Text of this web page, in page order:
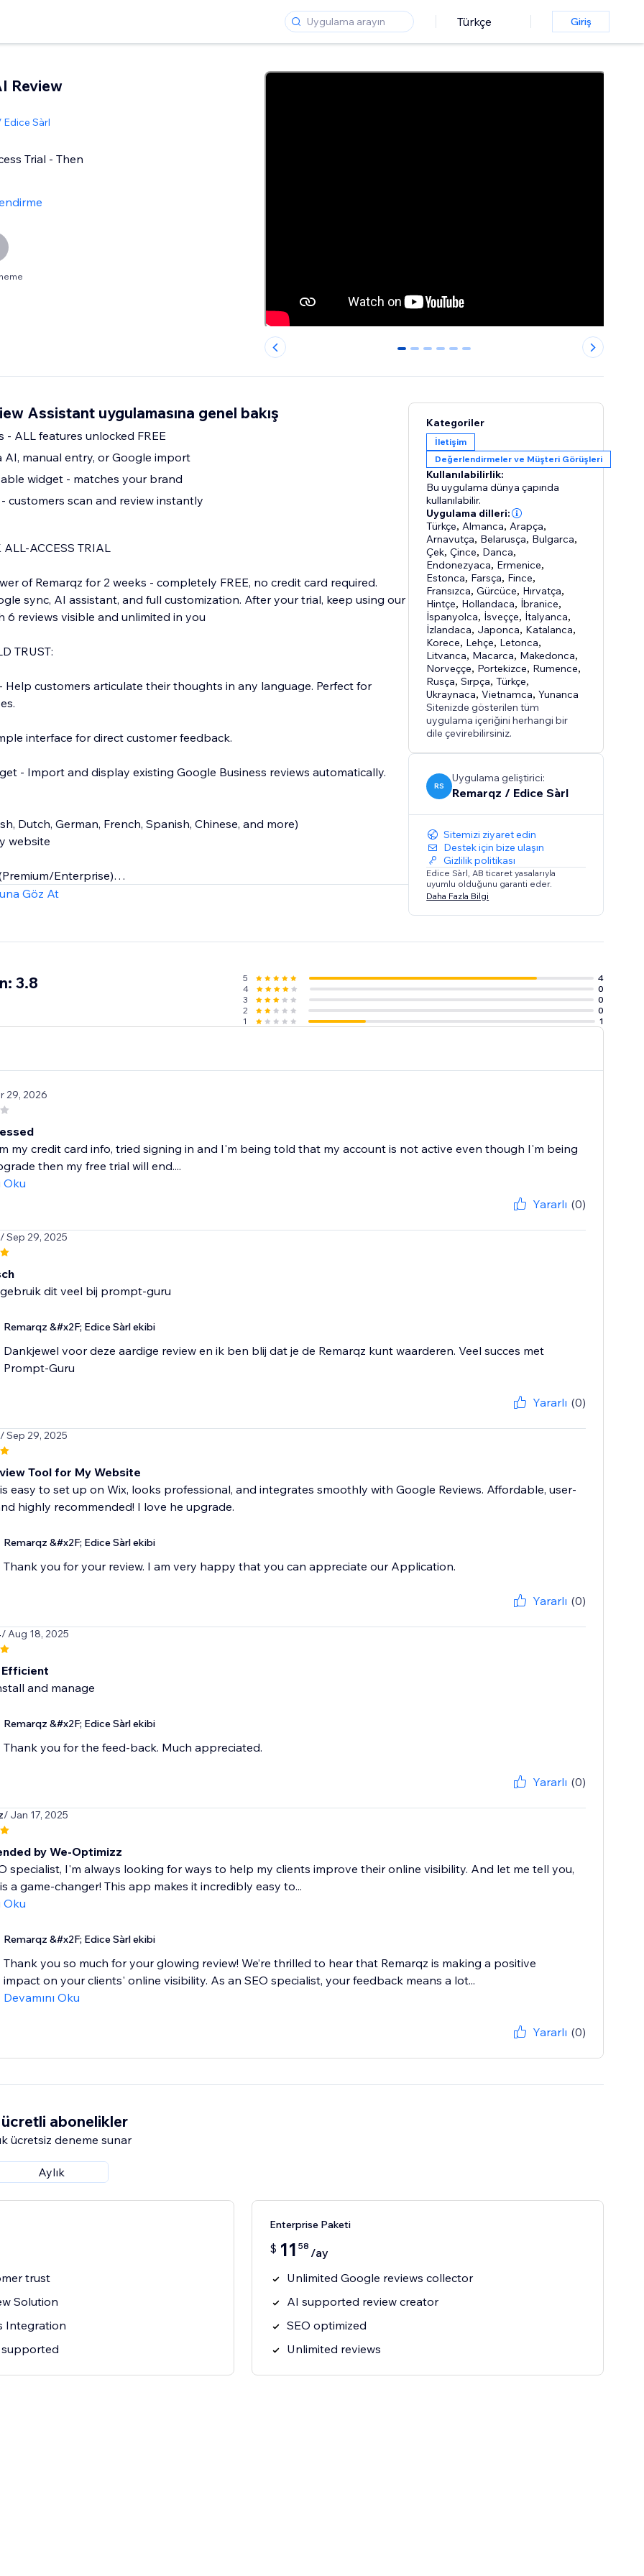
Türkçe Giriş
Review
Edice Sàrl
Trial - Then
0 1 2 3 4 5
Assistant uygulamasına genel bakış
- ALL features unlocked FREE
AI, manual entry, or Google import
widget - matches your brand
customers scan and review instantly
ALL-ACCESS TRIAL
of Remarqz for 2 weeks - completely FREE, no credit card required.
sync, AI assistant, and full customization. After your trial, keep using our
6 reviews visible and unlimited in you
TRUST:
Help customers articulate their thoughts in any language. Perfect for
interface for direct customer feedback.
- Import and display existing Google Business reviews automatically.
Dutch, German, French, Spanish, Chinese, and more)
website
Enterprise)
Reviews
Göz At
Kategoriler
İletişim
Değerlendirmeler ve Müşteri Görüşleri
Kullanılabilirlik:
Bu uygulama dünya çapında
kullanılabilir.
Uygulama dilleri:
Türkçe, Almanca, Arapça,
Arnavutça, Belarusça, Bulgarca,
Çek,Çince, Danca,
Endonezyaca, Ermenice,
Estonca, Farsça, Fince,
Fransızca,Gürcüce, Hırvatça,
Hintçe, Hollandaca, İbranice,
İspanyolca, İsveççe, İtalyanca,
İzlandaca, Japonca, Katalanca,
Korece, Lehçe, Letonca,
Litvanca, Macarca, Makedonca,
Norveççe, Portekizce, Rumence,
Rusça,Sırpça,Türkçe,
Ukraynaca,Vietnamca,Yunanca
Sitenizde gösterilen tüm
uygulama içeriğini herhangi bir
dile çevirebilirsiniz.
RS
Uygulama geliştirici:
Remarqz / Edice Sàrl
Sitemizi ziyaret edin
Destek için bize ulaşın
Gizlilik politikası
Edice Sàrl, AB ticaret yasalarıyla
uyumlu olduğunu garanti eder.
Daha Fazla Bilgi
3.8 5
4
4
0
3
0
2
0
1
1
29, 2026
my credit card info, tried signing in and I'm being told that my account is not active even though I'm being
then my free trial will end....
Oku
Yararlı (0)
/ Sep 29, 2025
dit veel bij prompt-guru
Remarqz &#x2F; Edice Sàrl ekibi
Dankjewel voor deze aardige review en ik ben blij dat je de Remarqz kunt waarderen. Veel succes met
Prompt-Guru
Yararlı (0)
/ Sep 29, 2025
Tool for My Website
easy to set up on Wix, looks professional, and integrates smoothly with Google Reviews. Affordable, user-
highly recommended! I love he upgrade.
Remarqz &#x2F; Edice Sàrl ekibi
Thank you for your review. I am very happy that you can appreciate our Application.
Yararlı (0)
/ Aug 18, 2025
Efficient
and manage
Remarqz &#x2F; Edice Sàrl ekibi
Thank you for the feed-back. Much appreciated.
Yararlı (0)
/ Jan 17, 2025
by We-Optimizz
specialist, I'm always looking for ways to help my clients improve their online visibility. And let me tell you,
a game-changer! This app makes it incredibly easy to...
Oku
Remarqz &#x2F; Edice Sàrl ekibi
Thank you so much for your glowing review! We’re thrilled to hear that Remarqz is making a positive
impact on your clients' online visibility. As an SEO specialist, your feedback means a lot...
Devamını Oku
Yararlı (0)
ücretli abonelikler
ücretsiz deneme sunar
Aylık
trust
Solution
Integration
Enterprise Paketi
$ 11 58 /ay
Unlimited Google reviews collector
AI supported review creator
SEO optimized
Unlimited reviews